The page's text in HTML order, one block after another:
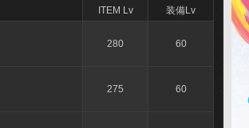
ITEM Lv 装備Lv
280 60
275 60